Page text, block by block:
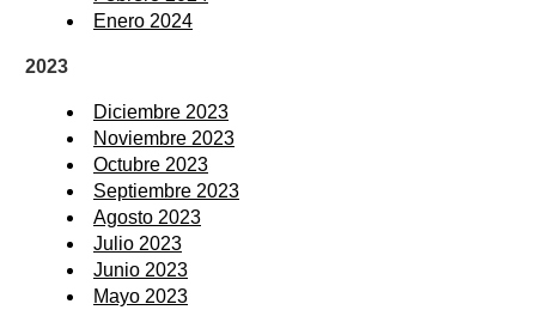
Enero 2024
2023
Diciembre 2023
Noviembre 2023
Octubre 2023
Septiembre 2023
Agosto 2023
Julio 2023
Junio 2023
Mayo 2023